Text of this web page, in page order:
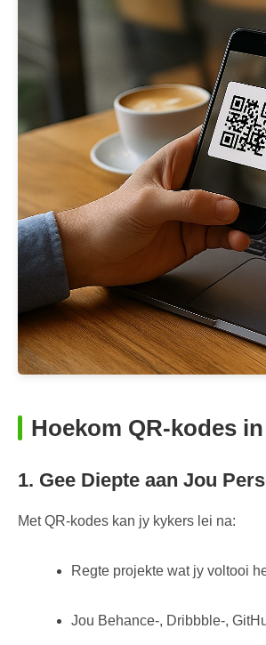
Hoekom QR-kodes
1. Gee Diepte aan Jou
Met QR-kodes kan jy kykers lei na:
Regte projekte wat jy voltooi
Jou Behance-, Dribbble-,